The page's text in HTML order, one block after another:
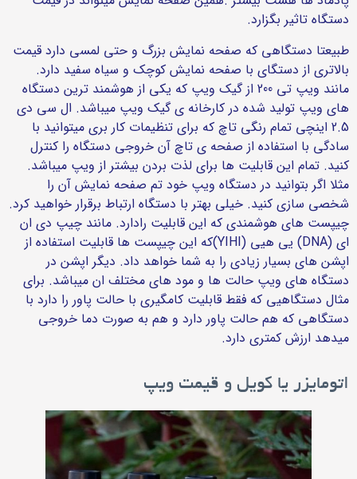
دستگاه تاثیر بگزارد.
طبیعتا دستگاهی که صفحه نمایش بزرگ و حتی لمسی دارد قیمت
بالاتری از دستگای با صفحه نمایش کوچک و سیاه سفید دارد.
مانند ویپ تی 200 از گیک ویپ که یکی از هوشمند ترین دستگاه
های ویپ تولید شده در کارخانه ی گیک ویپ میباشد. ال سی دی
2.5 اینچی تمام رنگی تاچ که برای تنظیمات کار بری میتوانید با
سادگی با استفاده از صفحه ی تاچ آن خروجی دستگاه را کنترل
کنید. تمام این قابلیت ها برای لذت بردن بیشتر از ویپ میباشد.
مثلا اگر بتوانید در دستگاه ویپ خود تم صفحه نمایش آن را
شخصی سازی کنید. خیلی بهتر با دستگاه ارتباط برقرار خواهید کرد.
چیپست های هوشمندی که این قابلیت رادارد. مانند چیپ دی ان
ای (DNA) یی هیی (YIHI)که این چیپست ها قابلیت استفاده از
اپشن های بسیار زیادی را به شما خواهد داد. دیگر اپشن در
دستگاه های ویپ حالت ها و مود های مختلف ان میباشد. برای
مثال دستگاهیی که فقط قابلیت کامگیری با حالت پاور را دارد با
دستگاهی که هم حالت پاور دارد و هم به صورت دما خروجی
میدهد ارزش کمتری دارد.
اتومایزر یا کویل و قیمت ویپ